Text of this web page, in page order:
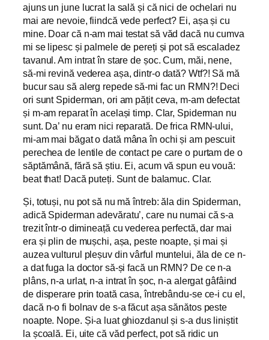
ajuns un june lucrat la sală și că nici de ochelari nu
mai are nevoie, fiindcă vede perfect? Ei, așa și cu
mine. Doar că n-am mai testat să văd dacă nu cumva
mi se lipesc și palmele de pereți și pot să escaladez
tavanul. Am intrat în stare de șoc. Cum, măi, nene,
să-mi revină vederea așa, dintr-o dată? Wtf?! Să mă
bucur sau să alerg repede să-mi fac un RMN?! Deci
ori sunt Spiderman, ori am pățit ceva, m-am defectat
și m-am reparat în același timp. Clar, Spiderman nu
sunt. Da’ nu eram nici reparată. De frica RMN-ului,
mi-am mai băgat o dată mâna în ochi și am pescuit
perechea de lentile de contact pe care o purtam de o
săptămână, fără să știu. Ei, acum vă spun eu vouă:
beat that! Dacă puteți. Sunt de balamuc. Clar.
Și, totuși, nu pot să nu mă întreb: ăla din Spiderman,
adică Spiderman adevăratu’, care nu numai că s-a
trezit într-o dimineață cu vederea perfectă, dar mai
era și plin de mușchi, așa, peste noapte, și mai și
auzea vulturul pleșuv din vârful muntelui, ăla de ce n-
a dat fuga la doctor să-și facă un RMN? De ce n-a
plâns, n-a urlat, n-a intrat în șoc, n-a alergat gâfâind
de disperare prin toată casa, întrebându-se ce-i cu el,
dacă n-o fi bolnav de s-a făcut așa sănătos peste
noapte. Nope. Și-a luat ghiozdanul și s-a dus liniștit
la școală. Ei, uite că văd perfect, pot să ridic un